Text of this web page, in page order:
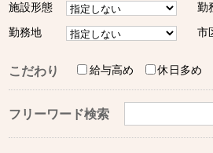
施設形態 勤
勤務地
市
こだわり 給与高め 休日多め
フリーワード検索